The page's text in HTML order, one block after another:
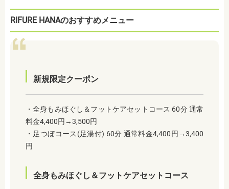
RIFURE HANAのおすすめメニュー
新規限定クーポン
・全身もみほぐし＆フットケアセットコース 60分 通常
料金4,400円→3,500円
・足つぼコース(足湯付) 60分 通常料金4,400円→3,400
円
全身もみほぐし＆フットケアセットコース